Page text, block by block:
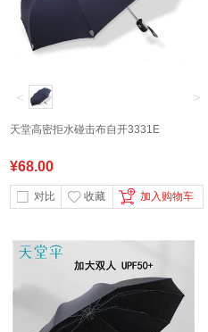
< >
天堂高密拒水碰击布自开3331E
¥68.00
对比 收藏 加入购物车